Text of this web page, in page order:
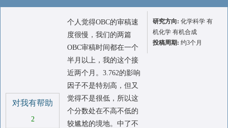
对我有帮助
2
个人觉得OBC的审稿速
度很慢，我们的两篇
OBC审稿时间都在一个
半月以上，我的这个接
近两个月。3.762的影响
因子不是特别高，但又
觉得不是很低，所以这
个分数处在不高不低的
较尴尬的境地。中了不
研究方向: 化学科学 有
机化学 有机合成
投稿周期: 约3个月